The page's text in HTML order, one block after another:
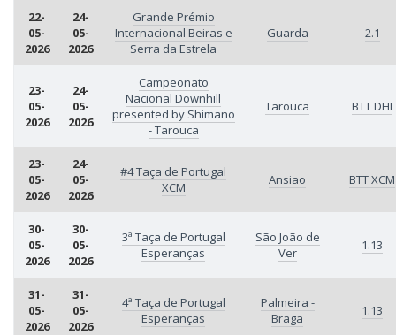
22-
05-
2026
24-
05-
2026
Grande Prémio
Internacional Beiras e
Serra da Estrela
Guarda 2.1
23-
05-
2026
24-
05-
2026
Campeonato
Nacional Downhill
presented by Shimano
- Tarouca
Tarouca BTT DHI
23-
05-
2026
24-
05-
2026
#4 Taça de Portugal
XCM
Ansiao BTT XCM
30-
05-
2026
30-
05-
2026
3ª Taça de Portugal
Esperanças
São João de
Ver
1.13
31-
05-
2026
31-
05-
2026
4ª Taça de Portugal
Esperanças
Palmeira -
Braga
1.13